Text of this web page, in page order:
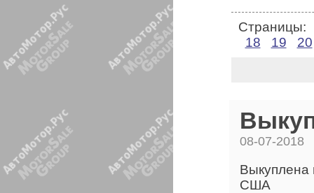
Страницы:
18
19 20
08-07-2018
Выкуплена
США